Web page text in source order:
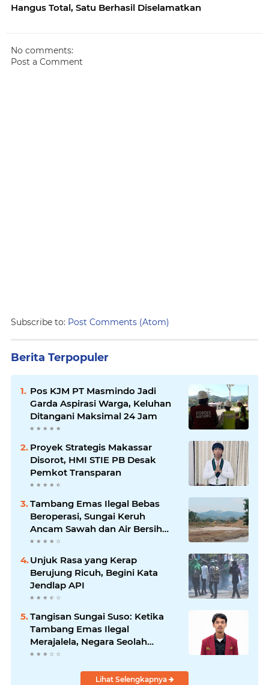
Hangus Total, Satu Berhasil Diselamatkan
No comments:
Post a Comment
Subscribe to: Post Comments (Atom)
Berita Terpopuler
Pos KJM PT Masmindo Jadi
Garda Aspirasi Warga, Keluhan
Ditangani Maksimal 24 Jam
Proyek Strategis Makassar
Disorot, HMI STIE PB Desak
Pemkot Transparan
Tambang Emas Ilegal Bebas
Beroperasi, Sungai Keruh
Ancam Sawah dan Air Bersih
Warga Luwu
Unjuk Rasa yang Kerap
Berujung Ricuh, Begini Kata
Jendlap API
Tangisan Sungai Suso: Ketika
Tambang Emas Ilegal
Merajalela, Negara Seolah
Memilih Diam
Lihat Selengkapnya